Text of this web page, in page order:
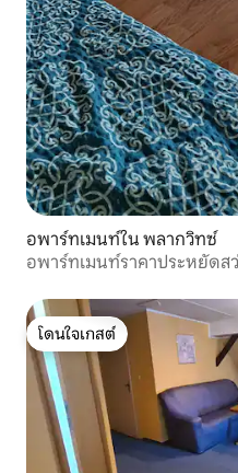
อพาร์ทเมนท์ใน พลากวิทซ์
อพาร์ทเมนท์ราคาประหยัดสว่
โดนใจเกสต์
โดนใจเกสต์